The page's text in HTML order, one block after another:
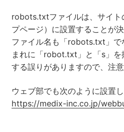
robots.txtファイルは、サイト
プページ）に設置することが
ファイル名も「robots.txt」で
まれに「robot.txt」と「s」を
する誤りがありますので、注意
ウェブ部でも次のように設置し
https://medix-inc.co.jp/